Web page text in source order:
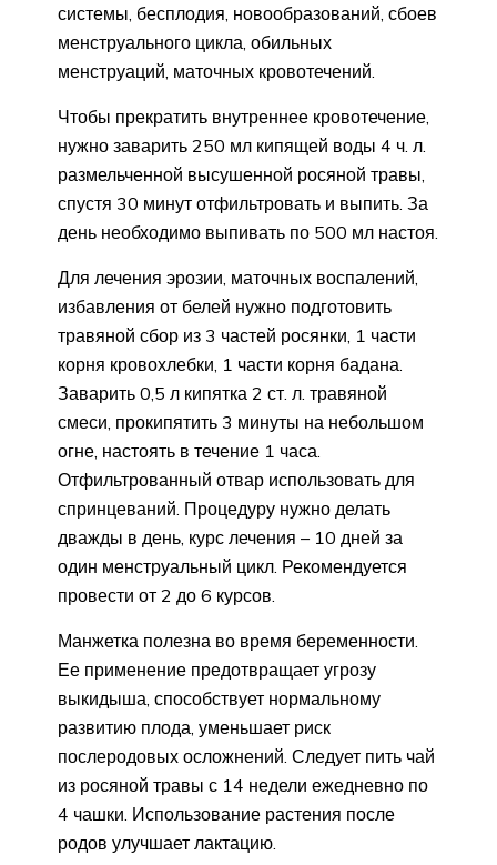
системы, бесплодия, новообразований, сбоев
менструального цикла, обильных
менструаций, маточных кровотечений.
Чтобы прекратить внутреннее кровотечение,
нужно заварить 250 мл кипящей воды 4 ч. л.
размельченной высушенной росяной травы,
спустя 30 минут отфильтровать и выпить. За
день необходимо выпивать по 500 мл настоя.
Для лечения эрозии, маточных воспалений,
избавления от белей нужно подготовить
травяной сбор из 3 частей росянки, 1 части
корня кровохлебки, 1 части корня бадана.
Заварить 0,5 л кипятка 2 ст. л. травяной
смеси, прокипятить 3 минуты на небольшом
огне, настоять в течение 1 часа.
Отфильтрованный отвар использовать для
спринцеваний. Процедуру нужно делать
дважды в день, курс лечения – 10 дней за
один менструальный цикл. Рекомендуется
провести от 2 до 6 курсов.
Манжетка полезна во время беременности.
Ее применение предотвращает угрозу
выкидыша, способствует нормальному
развитию плода, уменьшает риск
послеродовых осложнений. Следует пить чай
из росяной травы с 14 недели ежедневно по
4 чашки. Использование растения после
родов улучшает лактацию.